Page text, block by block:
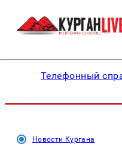
Телефонный
Новости Кургана